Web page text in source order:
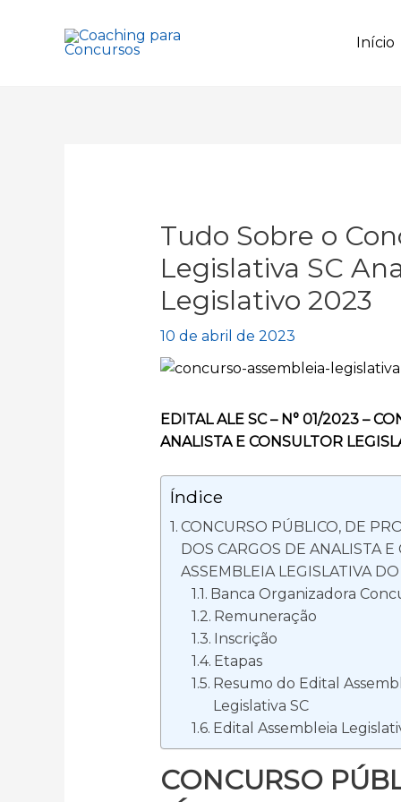
Início
Tudo Sobre o
Legislativa SC
Legislativo 2023
10 de abril de 2023
EDITAL ALE SC – N° 01/2023 –
ANALISTA E CONSULTOR
Índice
CONCURSO PÚBLICO, DE
DOS CARGOS DE ANALISTA
ASSEMBLEIA LEGISLATIVA
Banca Organizadora
Remuneração
Inscrição
Etapas
Resumo do Edital
Legislativa SC
Edital Assembleia
CONCURSO